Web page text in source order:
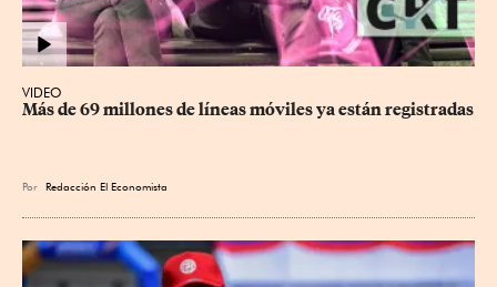
VIDEO
Más de 69 millones de líneas móviles ya están registradas
Por Redacción El Economista